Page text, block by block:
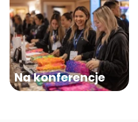
Na konferencje